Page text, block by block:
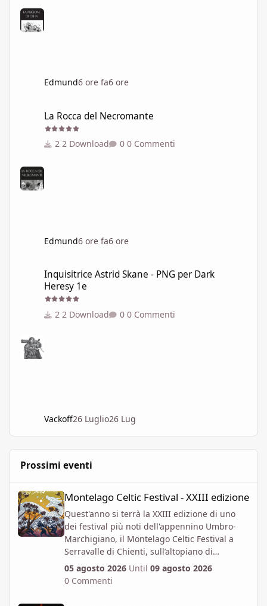
Edmund6 ore fa6 ore
La Rocca del Necromante
2 Download 0 Commenti
Edmund6 ore fa6 ore
Inquisitrice Astrid Skane - PNG per Dark
Heresy 1e
2 Download 0 Commenti
Vackoff26 Luglio26 Lug
Prossimi eventi
Montelago Celtic Festival - XXIII edizione
Quest'anno si terrà la XXIII edizione di uno
dei festival più noti dell'appennino Umbro-
Marchigiano, il Montelago Celtic Festival a
Serravalle di Chienti, sull’altopiano di
Colfiorito in provincia di Macerata.
https://www.montelagocelticfestival.it/
05 agosto 2026 Until 09 agosto 2026
0 Commenti